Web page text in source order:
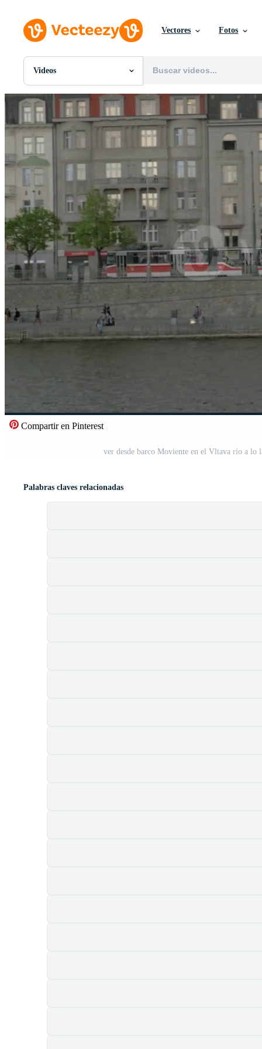
Vectores Fotos
Videos
Todas Imágenes
Fotos
PNGs
PSDs
SVGs
Plantillas
Videos
Gráficos en Movimiento
Imágenes Editoriales
Eventos Editoriales
Compartir en Pinterest
ver desde barco Moviente en el Vltava río a lo
Palabras claves relacionadas